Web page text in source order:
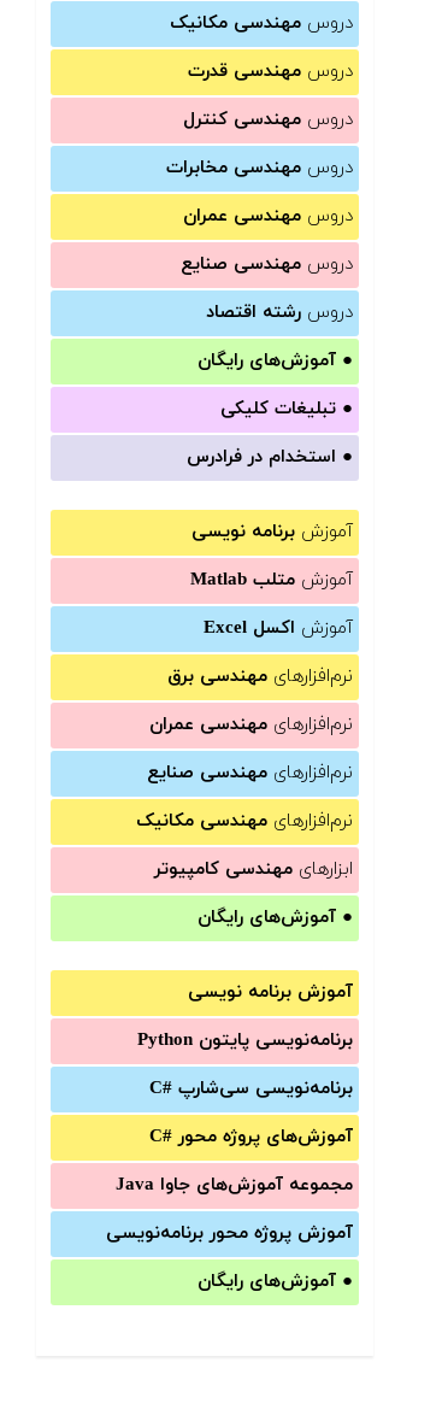
دروس مهندسی مکانیک
دروس مهندسی قدرت
دروس مهندسی کنترل
دروس مهندسی مخابرات
دروس مهندسی عمران
دروس مهندسی صنایع
دروس رشته اقتصاد
● آموزش‌های رایگان
● تبلیغات کلیکی
● استخدام در فرادرس
آموزش برنامه نویسی
آموزش متلب Matlab
آموزش اکسل Excel
نرم‌افزارهای مهندسی برق
نرم‌افزارهای مهندسی عمران
نرم‌افزارهای مهندسی صنایع
نرم‌افزارهای مهندسی مکانیک
ابزارهای مهندسی کامپیوتر
● آموزش‌های رایگان
آموزش برنامه نویسی
برنامه‌نویسی پایتون Python
برنامه‌‌نویسی سی‌شارپ C#‎
آموزش‌های پروژه محور #C
مجموعه آموزش‌های جاوا Java
آموزش‌ پروژه محور برنامه‌نویسی
● آموزش‌های رایگان